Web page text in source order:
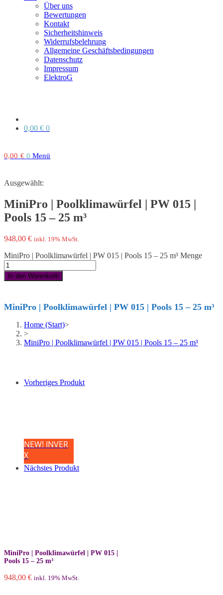
Über uns
Bewertungen
Kontakt
Sicherheitshinweis
Widerrufsbelehrung
Allgemeine Geschäftsbedingungen
Datenschutz
Impressum
ElektroG
0,00 € 0
0,00 € 0 Menü
Ausgewählt:
MiniPro | Poolklimawürfel | PW 015 |
Pools 15 – 25 m³
948,00 € inkl. 19% MwSt.
MiniPro | Poolklimawürfel | PW 015 | Pools 15 – 25 m³ Menge
In den Warenkorb
MiniPro | Poolklimawürfel | PW 015 | Pools 15 – 25 m³
Home (Start)>
>
MiniPro | Poolklimawürfel | PW 015 | Pools 15 – 25 m³
Vorheriges Produkt
NEW! INVER
X
Nächstes Produkt
MiniPro | Poolklimawürfel | PW 015 |
Pools 15 – 25 m³
948,00 € inkl. 19% MwSt.